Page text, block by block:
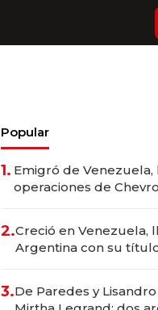
Popular
1. Emigró de Venezuela,
operaciones de
2.Creció en Venezuela,
Argentina con su
marcas "fast premium"
3.De Paredes y